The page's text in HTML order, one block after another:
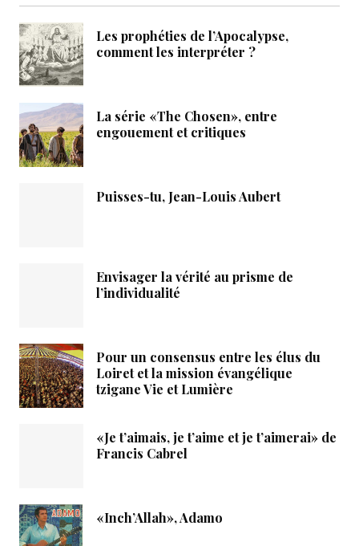
Les prophéties de l’Apocalypse,
comment les interpréter ?
La série «The Chosen», entre
engouement et critiques
Puisses-tu, Jean-Louis Aubert
Envisager la vérité au prisme de
l’individualité
Pour un consensus entre les élus du
Loiret et la mission évangélique
tzigane Vie et Lumière
«Je t’aimais, je t’aime et je t’aimerai» de
Francis Cabrel
«Inch’Allah», Adamo